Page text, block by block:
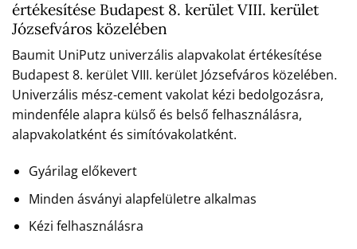
értékesítése Budapest 8. kerület VIII. kerület
Józsefváros közelében
Baumit UniPutz univerzális alapvakolat értékesítése
Budapest 8. kerület VIII. kerület Józsefváros közelében.
Univerzális mész-cement vakolat kézi bedolgozásra,
mindenféle alapra külső és belső felhasználásra,
alapvakolatként és simítóvakolatként.
Gyárilag előkevert
Minden ásványi alapfelületre alkalmas
Kézi felhasználásra